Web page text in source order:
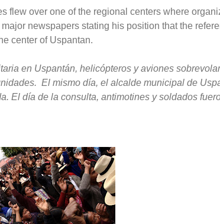
flew over one of the regional centers where
newspapers stating his position that the
center of Uspantan.
en Uspantán, helicópteros y aviones
El mismo día, el alcalde municipal de
El día de la consulta, antimotines y soldados